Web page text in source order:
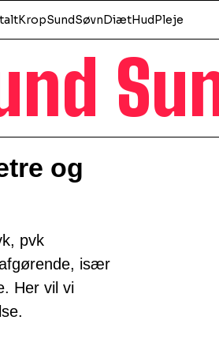
KropSundSøvnDiætHudPleje
og
pvk
især
Her vil vi